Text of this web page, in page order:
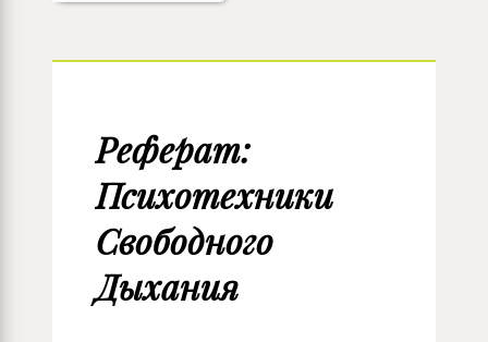
Реферат:
Психотехники
Свободного
Дыхания